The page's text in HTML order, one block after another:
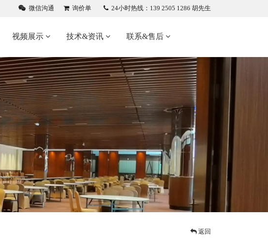
微信沟通 询价单 24小时热线：139 2505 1286 胡先生
视频展示 技术&资讯 联系&售后
返回